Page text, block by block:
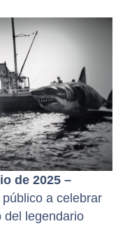
de 2025 –
a celebrar
del legendario